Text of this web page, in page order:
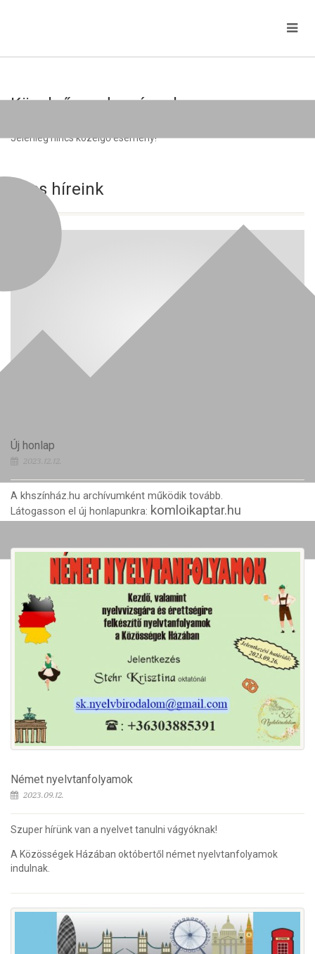
Közelgő rendezvények
Jelenleg nincs közelgő esemény!
Friss híreink
Új honlap
2023.12.12.
A khszínház.hu archívumként működik tovább.
Látogasson el új honlapunkra: komloikaptar.hu
Német nyelvtanfolyamok
2023.09.12.
Szuper hírünk van a nyelvet tanulni vágyóknak!
A Közösségek Házában októbertől német nyelvtanfolyamok
indulnak.